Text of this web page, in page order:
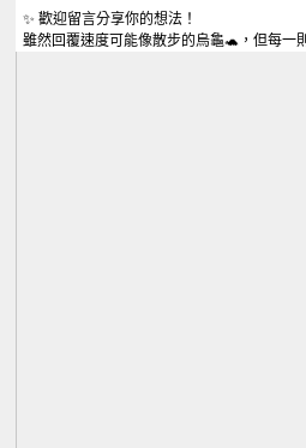
✨ 歡迎留言分享你的想法！
雖然回覆速度可能像散步的烏龜🐢，但每一